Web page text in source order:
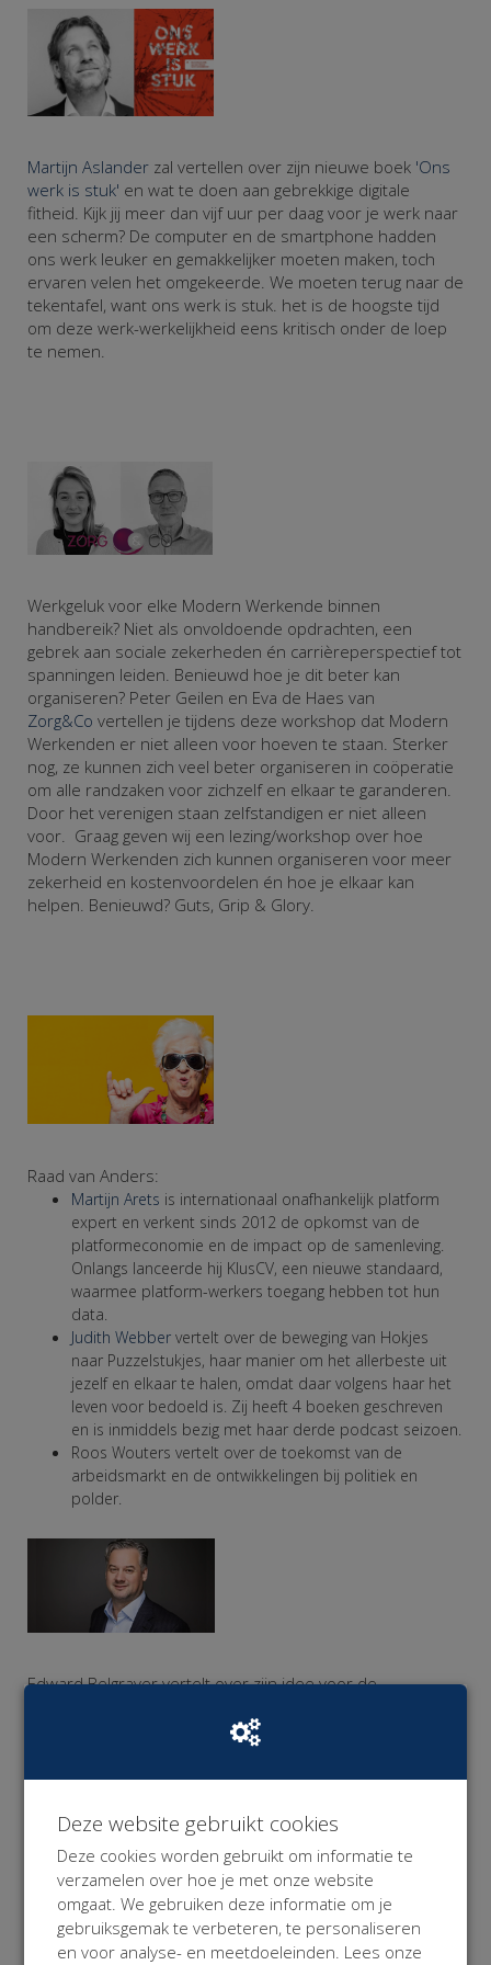
Martijn Aslander zal vertellen over zijn nieuwe boek 'Ons
werk is stuk' en wat te doen aan gebrekkige digitale
fitheid. Kijk jij meer dan vijf uur per daag voor je werk naar
een scherm? De computer en de smartphone hadden
ons werk leuker en gemakkelijker moeten maken, toch
ervaren velen het omgekeerde. We moeten terug naar de
tekentafel, want ons werk is stuk. het is de hoogste tijd
om deze werk-werkelijkheid eens kritisch onder de loep
te nemen.
Werkgeluk voor elke Modern Werkende binnen
handbereik? Niet als onvoldoende opdrachten, een
gebrek aan sociale zekerheden én carrièreperspectief tot
spanningen leiden. Benieuwd hoe je dit beter kan
organiseren? Peter Geilen en Eva de Haes van
Zorg&Co vertellen je tijdens deze workshop dat Modern
Werkenden er niet alleen voor hoeven te staan. Sterker
nog, ze kunnen zich veel beter organiseren in coöperatie
om alle randzaken voor zichzelf en elkaar te garanderen.
Door het verenigen staan zelfstandigen er niet alleen
voor. Graag geven wij een lezing/workshop over hoe
Modern Werkenden zich kunnen organiseren voor meer
zekerheid en kostenvoordelen én hoe je elkaar kan
helpen. Benieuwd? Guts, Grip & Glory.
Raad van Anders:
Martijn Arets is internationaal onafhankelijk platform
expert en verkent sinds 2012 de opkomst van de
platformeconomie en de impact op de samenleving.
Onlangs lanceerde hij KlusCV, een nieuwe standaard,
waarmee platform-werkers toegang hebben tot hun
data.
Judith Webber vertelt over de beweging van Hokjes
naar Puzzelstukjes, haar manier om het allerbeste uit
jezelf en elkaar te halen, omdat daar volgens haar het
leven voor bedoeld is. Zij heeft 4 boeken geschreven
en is inmiddels bezig met haar derde podcast seizoen.
Roos Wouters vertelt over de toekomst van de
arbeidsmarkt en de ontwikkelingen bij politiek en
polder.
Edward Belgraver vertelt over zijn idee voor de
verzekerd blijven van inkomen zonder het gelazer van
Ga ik regelen
Ingrid Wong vanKrakeling Communicatiegeeft de
workshop Macaroni Marketing
Deze website gebruikt cookies
Deze cookies worden gebruikt om informatie te
verzamelen over hoe je met onze website
omgaat. We gebruiken deze informatie om je
gebruiksgemak te verbeteren, te personaliseren
en voor analyse- en meetdoeleinden. Lees onze